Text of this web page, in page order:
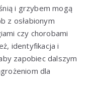
i grzybem mogą
z osłabionym
czy chorobami
identyfikacja i
zapobiec dalszym
dla